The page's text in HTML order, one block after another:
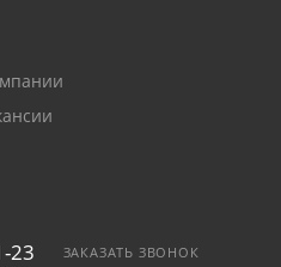
Устойчивый к коррозии
23 ЗАКАЗАТЬ ЗВОНОК